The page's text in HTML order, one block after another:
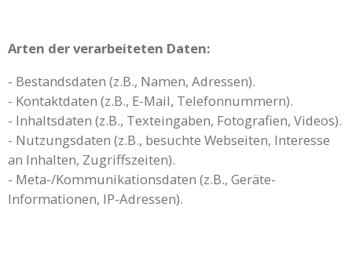
Arten der verarbeiteten Daten:
- Bestandsdaten (z.B., Namen, Adressen).
- Kontaktdaten (z.B., E-Mail, Telefonnummern).
- Inhaltsdaten (z.B., Texteingaben, Fotografien, Videos).
- Nutzungsdaten (z.B., besuchte Webseiten, Interesse
an Inhalten, Zugriffszeiten).
- Meta-/Kommunikationsdaten (z.B., Geräte-
Informationen, IP-Adressen).